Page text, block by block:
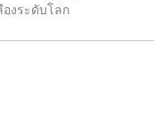
งระดับโลก